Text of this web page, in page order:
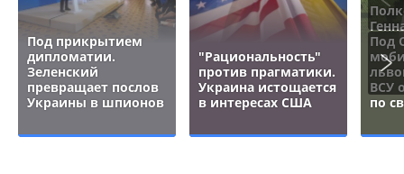
Под прикрытием
дипломатии.
Зеленский
превращает послов
Украины в шпионов
"Рациональность"
против прагматики.
Украина истощается
в интересах США
Под
ВСУ
по